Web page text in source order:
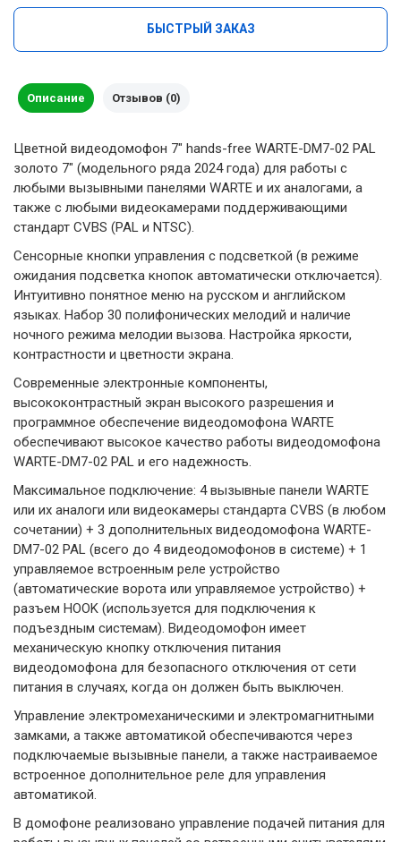
БЫСТРЫЙ ЗАКАЗ
Описание Отзывов (0)
Цветной видеодомофон 7" hands-free WARTE-DM7-02 PAL
золото 7" (модельного ряда 2024 года) для работы с
любыми вызывными панелями WARTE и их аналогами, а
также с любыми видеокамерами поддерживающими
стандарт CVBS (PAL и NTSC).
Сенсорные кнопки управления с подсветкой (в режиме
ожидания подсветка кнопок автоматически отключается).
Интуитивно понятное меню на русском и английском
языках. Набор 30 полифонических мелодий и наличие
ночного режима мелодии вызова. Настройка яркости,
контрастности и цветности экрана.
Современные электронные компоненты,
высококонтрастный экран высокого разрешения и
программное обеспечение видеодомофона WARTE
обеспечивают высокое качество работы видеодомофона
WARTE-DM7-02 PAL и его надежность.
Максимальное подключение: 4 вызывные панели WARTE
или их аналоги или видеокамеры стандарта CVBS (в любом
сочетании) + 3 дополнительных видеодомофона WARTE-
DM7-02 PAL (всего до 4 видеодомофонов в системе) + 1
управляемое встроенным реле устройство
(автоматические ворота или управляемое устройство) +
разъем HOOK (используется для подключения к
подъездным системам). Видеодомофон имеет
механическую кнопку отключения питания
видеодомофона для безопасного отключения от сети
питания в случаях, когда он должен быть выключен.
Управление электромеханическими и электромагнитными
замками, а также автоматикой обеспечиваются через
подключаемые вызывные панели, а также настраиваемое
встроенное дополнительное реле для управления
автоматикой.
В домофоне реализовано управление подачей питания для